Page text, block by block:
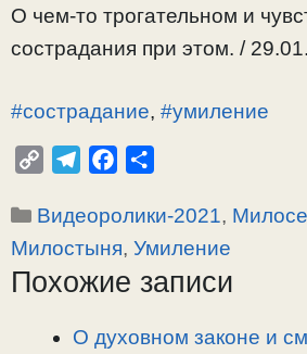
О чем-то трогательном и
сострадания при этом. /
#сострадание, #умиление
p
y
L
l
e
g
a
c
e
b
п
р
а
Рубрики
Видеоролики-2021,
Милостыня, Умиление
Похожие записи
О духовном законе и